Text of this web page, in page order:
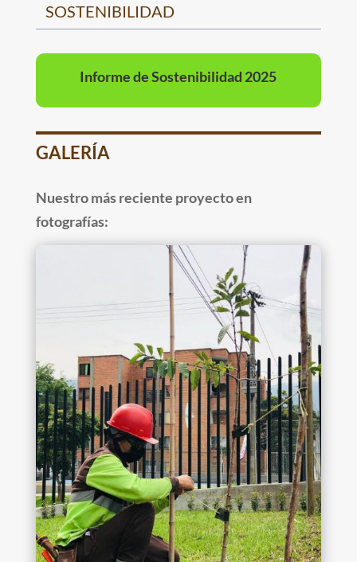
SOSTENIBILIDAD
Informe de Sostenibilidad 2025
GALERÍA
Nuestro más reciente proyecto en
fotografías: